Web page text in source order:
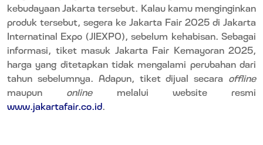
kebudayaan Jakarta tersebut. Kalau kamu menginginkan
produk tersebut, segera ke Jakarta Fair 2025 di Jakarta
Internatinal Expo (JIEXPO), sebelum kehabisan. Sebagai
informasi, tiket masuk Jakarta Fair Kemayoran 2025,
harga yang ditetapkan tidak mengalami perubahan dari
tahun sebelumnya. Adapun, tiket dijual secara offline
maupun online melalui website resmi
www.jakartafair.co.id